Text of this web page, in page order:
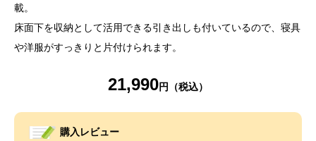
載。
床面下を収納として活用できる引き出しも付いているので、寝具
や洋服がすっきりと片付けられます。
21,990
購入レビュー